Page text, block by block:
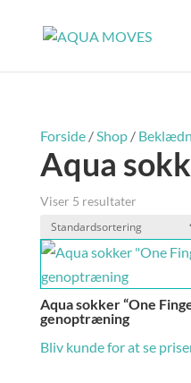
Forside/Shop/
Aqua
Viser 5 resultater
Aqua sokker “One
genoptræning
Bliv kunde for at se